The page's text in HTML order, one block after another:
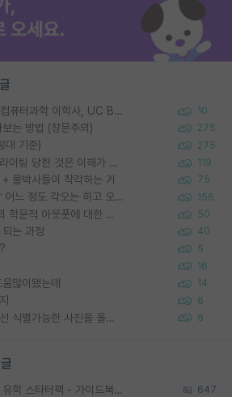
Korea University 수학, 컴퓨터과학 이학사, UC Berkeley 산업공학 대학원 공학박사가 되는 것은 쉽지 않겠죠? 10
는 방법 (장문주의) 275
대 기준) 275
대학원생들 교수에게 가스라이팅 당한 것은 이해가 갑니다. 안타깝네요. 119
물박사들이 착각하는 거 75
석사입학예정생 분들! 제발 어느 정도 각오는 하고 오세요. 156
포스텍 억까에 대해 (동문의 학문적 아웃풋에 대한 반박) 50
는 과정 40
5
16
많이됐는데 14
6
정보보안 연구하는 입장에선 식별가능한 사진을 올리는건 비추이긴함 6
[무료] 2026 미국 대학원 유학 스타터팩 - 가이드북 & 합격자 컨택메일 템플릿 647